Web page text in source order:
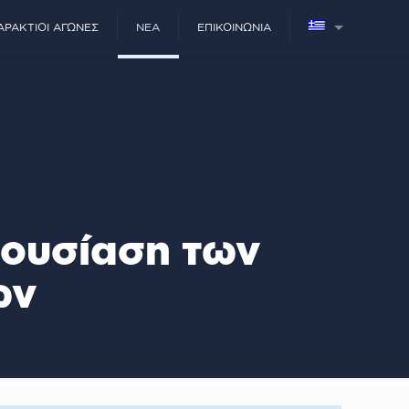
ΑΓΏΝΕΣ ΝΈΑ ΕΠΙΚΟΙΝΩΝΊΑ
των